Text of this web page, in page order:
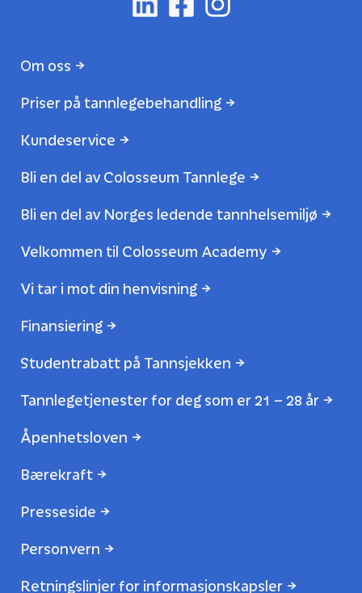
Om oss
Priser på tannlegebehandling
Kundeservice
Bli en del av Colosseum Tannlege
Bli en del av Norges ledende tannhelsemiljø
Velkommen til Colosseum Academy
Vi tar i mot din henvisning
Finansiering
Studentrabatt på Tannsjekken
Tannlegetjenester for deg som er 21 – 28 år
Åpenhetsloven
Bærekraft
Presseside
Personvern
Retningslinjer for informasjonskapsler